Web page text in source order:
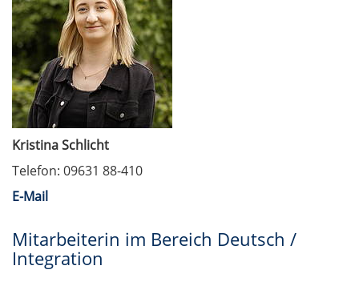
Kristina Schlicht
Telefon: 09631 88-410
E-Mail
Mitarbeiterin im Bereich Deutsch /
Integration